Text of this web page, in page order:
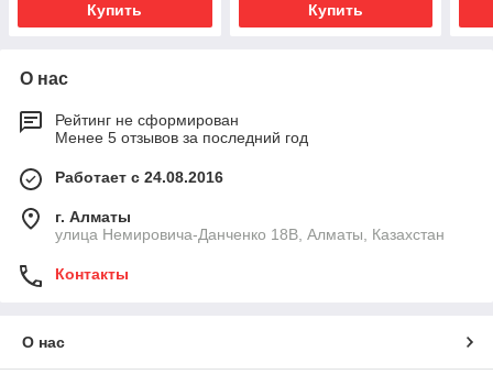
Купить Купить
О нас
Рейтинг не сформирован
Менее 5 отзывов за последний год
Работает с 24.08.2016
г. Алматы
улица Немировича-Данченко 18В, Алматы, Казахстан
Контакты
О нас